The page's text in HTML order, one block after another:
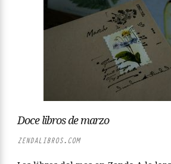
Doce libros de marzo
ZENDALIBROS.COM